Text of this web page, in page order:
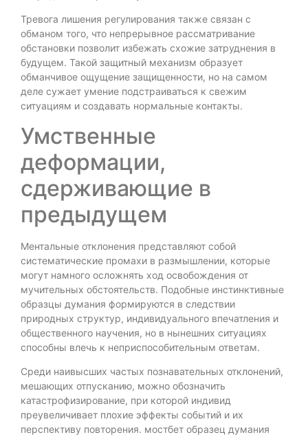
Тревога лишения регулирования также связан с
обманом того, что непрерывное рассматривание
обстановки позволит избежать схожие затруднения в
будущем. Такой защитный механизм образует
обманчивое ощущение защищенности, но на самом
деле сужает умение подстраиваться к свежим
ситуациям и создавать нормальные контакты.
Умственные
деформации,
сдерживающие в
предыдущем
Ментальные отклонения представляют собой
систематические промахи в размышлении, которые
могут намного осложнять ход освобождения от
мучительных обстоятельств. Подобные инстинктивные
образцы думания формируются в следствии
природных структур, индивидуального впечатления и
общественного научения, но в нынешних ситуациях
способны влечь к неприспособительным ответам.
Среди наивысших частых познавательных отклонений,
мешающих отпусканию, можно обозначить
катастрофизирование, при которой индивид
преувеличивает плохие эффекты событий и их
перспективу повторения. мостбет образец думания